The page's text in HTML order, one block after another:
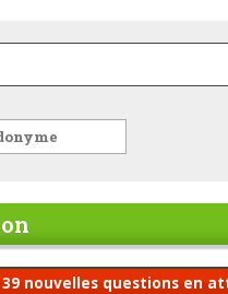
nouvelles questions en